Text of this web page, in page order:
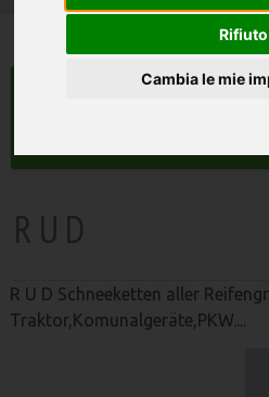
Rifiuto
Cambia le mie
R U D
R U D Schneeketten aller
Traktor,Komunalgeräte,PKW....